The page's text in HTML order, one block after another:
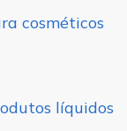
cosméticos
líquidos